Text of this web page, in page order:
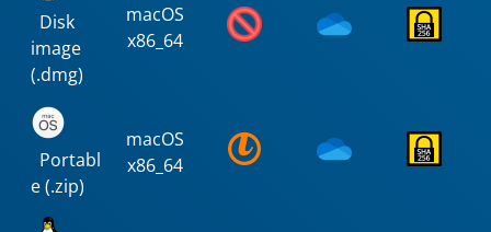
Disk
image
(.dmg)
macOS
x86_64
Portabl
e (.zip)
macOS
x86_64